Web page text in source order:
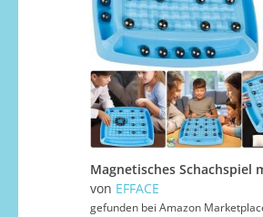
von EFFACE
gefunden bei Amazon